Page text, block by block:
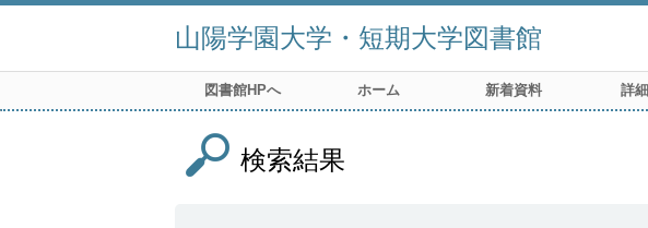
山陽学園大学・短期大学図書館
図書館HPへ ホーム 新着資料 詳
検索結果